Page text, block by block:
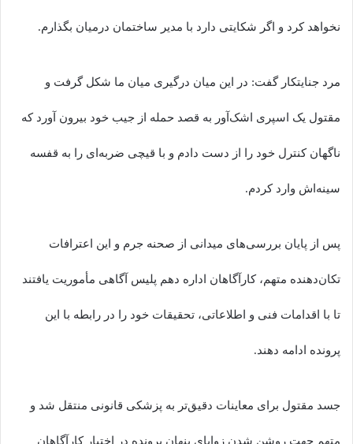
نخواهد کرد و اگر شکایتی دارد با مدیر ساختمان درمیان بگذارم.
مرد جنایتکار گفت: در این میان درگیری میان ما شکل گرفت و
مقتول یک اسپری اشک‌آور به قصد حمله از جیب خود بیرون آورد که
ناگهان کنترل خود را از دست دادم و با قیچی ضربه‌ای را به قفسه
سینه‌اش وارد کردم.
پس از پایان بررسی‌های میدانی از صحنه جرم و این اعترافات
تکان‌دهنده متهم، کارآگاهان اداره دهم پلیس آگاهی مأموریت یافتند
تا با اقدامات فنی و اطلاعاتی، تحقیقات خود را در رابطه با این
پرونده ادامه دهند.
جسد مقتول برای معاینات دقیق‌تر به پزشکی قانونی منتقل شد و
متهم جهت روشن شدن زوایای پنهان پرونده در اختیار کارآگاهان